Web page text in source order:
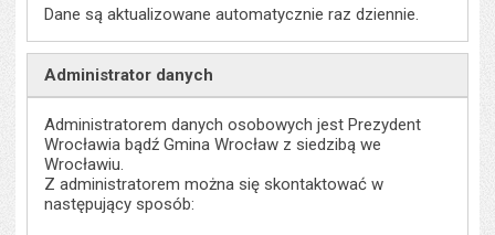
Dane są aktualizowane automatycznie raz dziennie.
Administrator danych
Administratorem danych osobowych jest Prezydent
Wrocławia bądź Gmina Wrocław z siedzibą we
Wrocławiu.
Z administratorem można się skontaktować w
następujący sposób: